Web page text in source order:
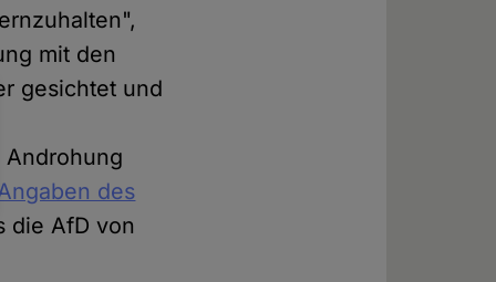
mit den
gesichtet und
des
die AfD von